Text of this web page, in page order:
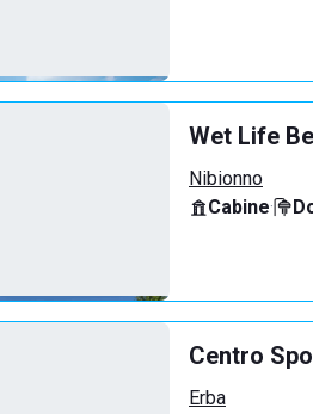
Wet Life
Nibionno
Cabine·
Centro
Erba